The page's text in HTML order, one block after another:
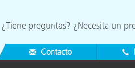
¿Tiene preguntas? ¿Necesita un
Contacto